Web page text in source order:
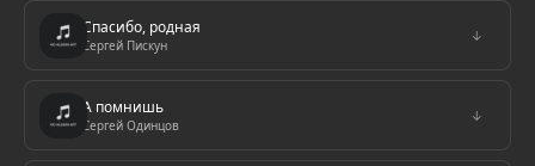
Спасибо, родная
Сергей Пискун
↓
А помнишь
Сергей Одинцов
↓